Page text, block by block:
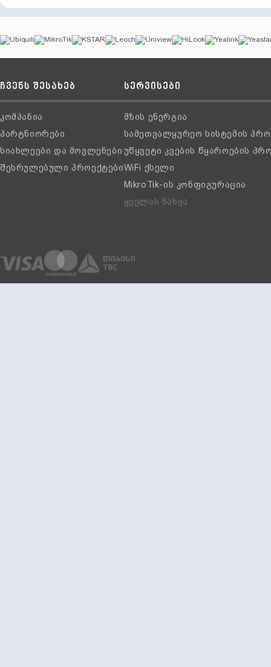
ჩვენს შესახებ
კომპანია
პარტნიორები
სიახლეები და მოვლენები
შესრულებული პროექტები
სერვისები
მზის ენერგია
სამეთვალყურეო სისტემის
უწყვეტი კვების წყაროების
WiFi ქსელი
MikroTik-ის კონფიგურაცია
ყველას ნახვა